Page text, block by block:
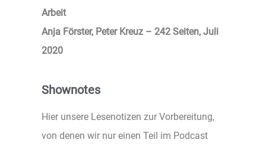
Arbeit
Anja Förster, Peter Kreuz – 242 Seiten, Juli
2020
Shownotes
Hier unsere Lesenotizen zur Vorbereitung,
von denen wir nur einen Teil im Podcast